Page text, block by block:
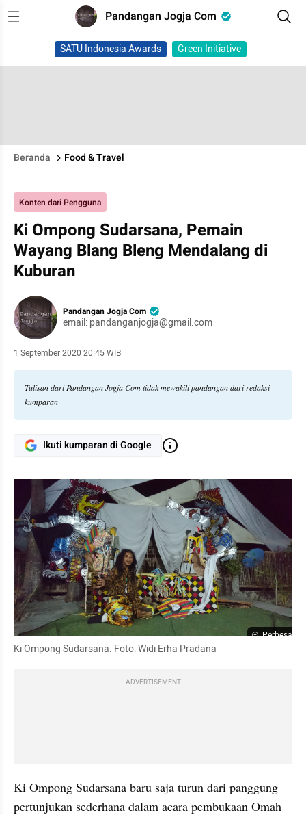
Pandangan Jogja Com
SATU Indonesia Awards Green Initiative
Beranda Food & Travel
Konten dari Pengguna
Ki Ompong Sudarsana, Pemain
Wayang Blang Bleng Mendalang di
Kuburan
Pandangan Jogja Com
email: pandanganjogja@gmail.com
1 September 2020 20:45 WIB
Tulisan dari Pandangan Jogja Com tidak mewakili pandangan dari redaksi
kumparan
Ikuti kumparan di Google
Perbesar
Ki Ompong Sudarsana. Foto: Widi Erha Pradana
ADVERTISEMENT
Ki Ompong Sudarsana baru saja turun dari panggung
pertunjukan sederhana dalam acara pembukaan Omah